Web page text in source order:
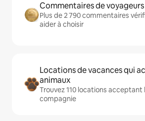
Commentaires de
Plus de 2 790 commentaires
aider à choisir
Locations de vacances qui
animaux
Trouvez 110 locations acceptant
compagnie